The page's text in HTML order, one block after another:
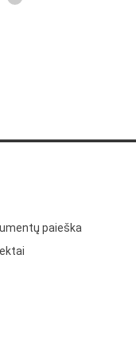
paieška